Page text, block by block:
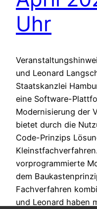
Uhr
und Leonard
Staatskanzlei
eine Software-
Modernisierung der
bietet durch die
Code-Prinzips
vorprogrammierte
dem
Fachverfahren
und Leonard haben